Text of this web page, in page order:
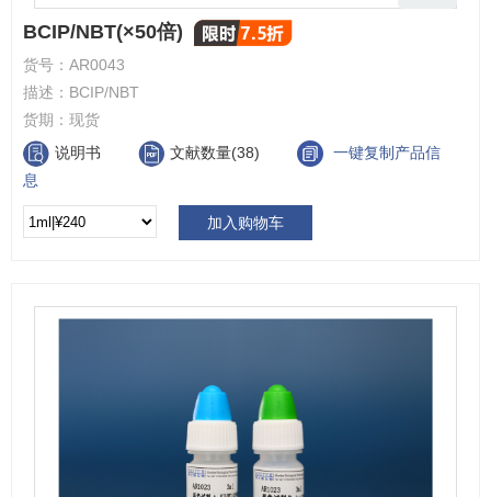
BCIP/NBT(×50倍)
货号： AR0043
描述： BCIP/NBT
货期： 现货
说明书
文献数量(38)
一键复制产品信
息
加入购物车